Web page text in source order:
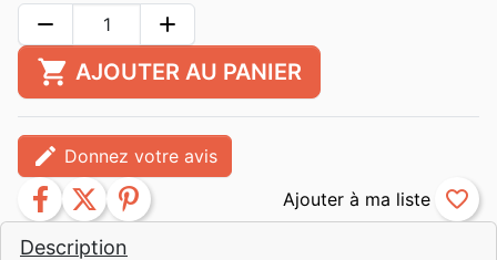
Description
remove add
shopping_cart AJOUTER AU PANIER
edit Donnez votre avis
facebook twitter pinterest favorite_border